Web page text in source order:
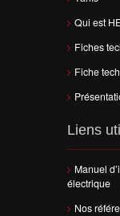
Qui est
Fiches
Fiche
Liens
Manuel
électrique
Nos